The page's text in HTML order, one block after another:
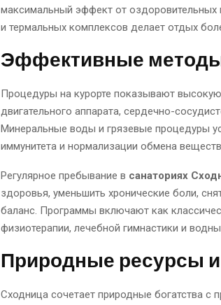
максимальный эффект от оздоровительных
и термальных комплексов делает отдых
Эффективные
Процедуры на курорте показывают
двигательного аппарата, сердечно-
Минеральные воды и грязевые процедуры
иммунитета и нормализации обмена
Регулярное пребывание в санаториях
здоровья, уменьшить хронические боли,
баланс. Программы включают как
физиотерапии, лечебной гимнастики и
Природные ресурсы
Сходница сочетает природные богатства